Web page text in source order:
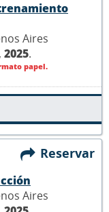
Aires
2025.
papel.
Reservar
Aires